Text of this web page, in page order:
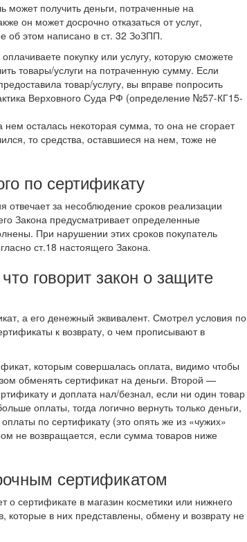
может получить деньги, потраченные на
он может досрочно отказаться от услуг,
об этом написано в ст. 32 ЗоЗПП.
покупку или услугу, которую сможете
товары/услуги на потраченную сумму. Если
товар/услугу, вы вправе попросить
Верховного Суда РФ (определение №57-КГ15-
осталась некоторая сумма, то она не сгорает
то средства, оставшиеся на нем, тоже не
по сертификату
отвечает за несоблюдение сроков реализации
Закона предусматривает определенные
При нарушении этих сроков покупатель
ст.18 настоящего Закона.
говорит закон о защите
а его денежный эквивалент. Смотрел условия по
к возврату, о чем прописывают в
которым совершалась оплата, видимо чтобы
обменять сертификат на деньги. Второй —
и доплата нал/безнал, если ни один товар
оплаты, тогда логично вернуть только деньги,
по сертификату (это опять же из «чужих»
не возвращается, если сумма товаров ниже
сертификатом
сертификате в магазин косметики или нижнего
в них представлены, обмену и возврату не